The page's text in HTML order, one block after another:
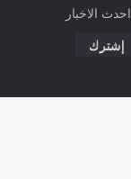
الاخبار